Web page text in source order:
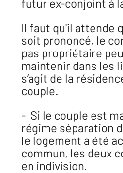
futur ex-conjoint à
Il faut qu'il attende
soit prononcé, le
pas propriétaire
maintenir dans les
s’agit de la
couple.
- Si le couple est
régime séparation
le logement a été
commun, les deux
en indivision.